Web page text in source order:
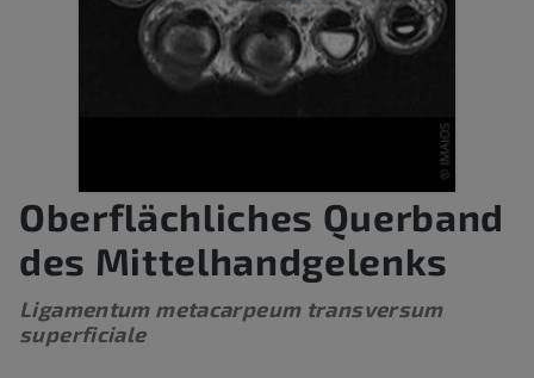
Oberflächliches Querband
des Mittelhandgelenks
Ligamentum metacarpeum transversum
superficiale